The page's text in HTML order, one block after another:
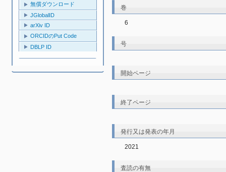
無償ダウンロード
JGlobalID
arXiv ID
ORCIDのPut Code
DBLP ID
巻
6
号
開始ページ
終了ページ
発行又は発表の年月
2021
査読の有無